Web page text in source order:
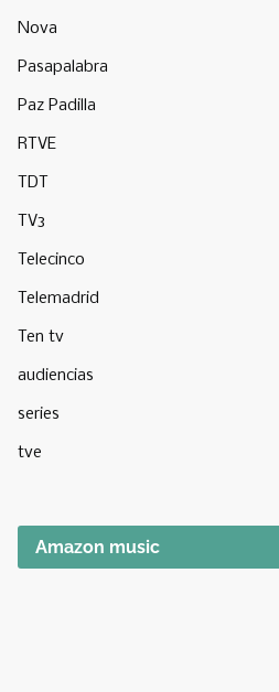
Nova
Pasapalabra
Paz Padilla
RTVE
TDT
TV3
Telecinco
Telemadrid
Ten tv
audiencias
series
tve
Amazon music